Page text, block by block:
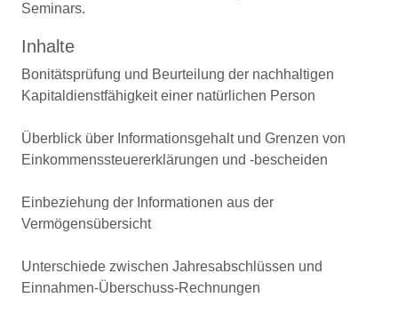
Seminars.
Inhalte
Bonitätsprüfung und Beurteilung der nachhaltigen
Kapitaldienstfähigkeit einer natürlichen Person
Überblick über Informationsgehalt und Grenzen von
Einkommenssteuererklärungen und -bescheiden
Einbeziehung der Informationen aus der
Vermögensübersicht
Unterschiede zwischen Jahresabschlüssen und
Einnahmen-Überschuss-Rechnungen